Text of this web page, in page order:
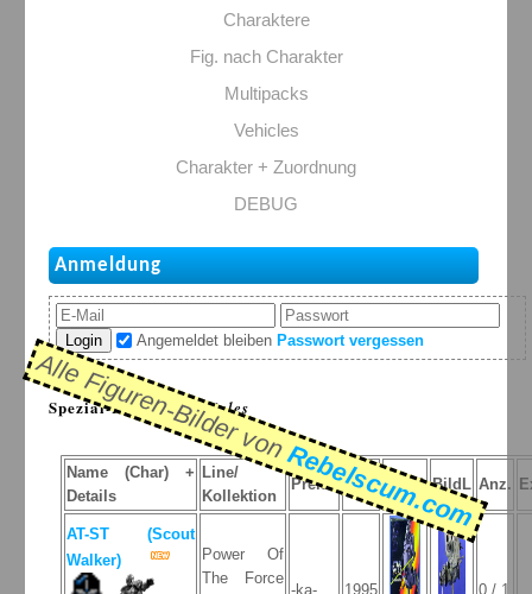
Charaktere
Fig. nach Charakter
Multipacks
Vehicles
Charakter + Zuordnung
DEBUG
Anmeldung
Login Angemeldet bleiben Passwort vergessen
Spezial-Listen: >Vehicles
Alle Figuren-Bilder von
Rebelscum.com
Name (Char) +
Details
Line/
Kollektion
Preis Jahr BildP BildL Anz.
AT-ST (Scout
Walker)
Power Of
The Force
-ka- 1995 0 / 1